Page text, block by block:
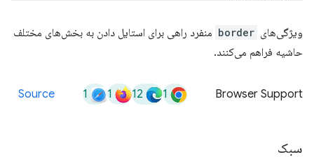
ویژگی‌های border منفرد راهی برای استایل دادن به بخش‌های مختلف
حاشیه فراهم می‌کنند.
Browser Support
1
12
1
1
Source
سبک